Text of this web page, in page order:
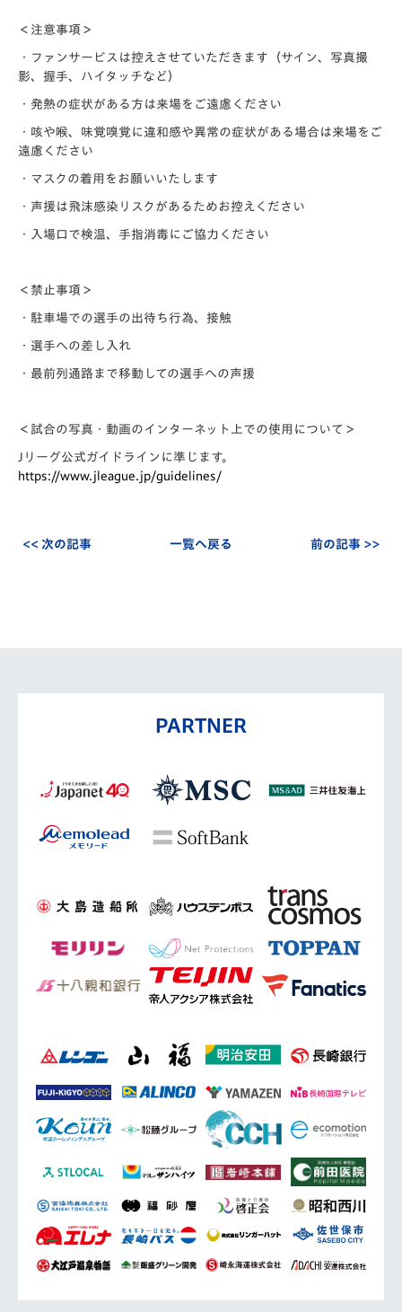
＜注意事項＞
・ファンサービスは控えさせていただきます（サイン、写真撮
影、握手、ハイタッチなど）
・発熱の症状がある方は来場をご遠慮ください
・咳や喉、味覚嗅覚に違和感や異常の症状がある場合は来場をご
遠慮ください
・マスクの着用をお願いいたします
・声援は飛沫感染リスクがあるためお控えください
・入場口で検温、手指消毒にご協力ください
＜禁止事項＞
・駐車場での選手の出待ち行為、接触
・選手への差し入れ
・最前列通路まで移動しての選手への声援
＜試合の写真・動画のインターネット上での使用について＞
Jリーグ公式ガイドラインに準じます。
https://www.jleague.jp/guidelines/
<< 次の記事 一覧へ戻る 前の記事 >>
PARTNER